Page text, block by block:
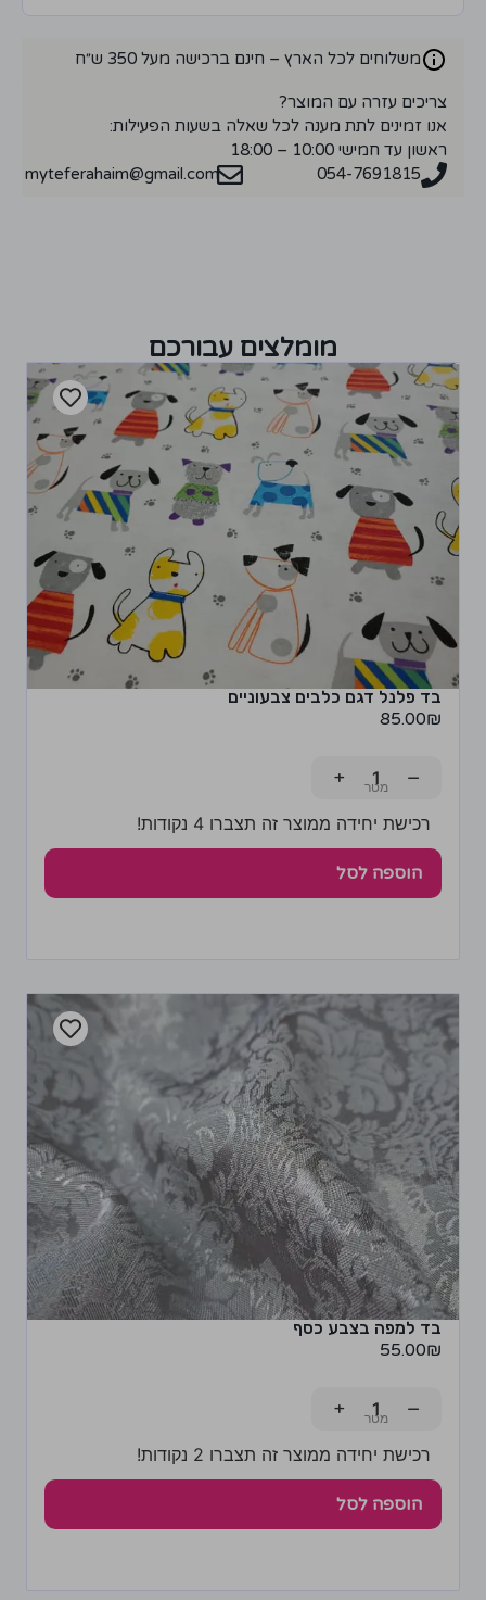
משלוחים לכל הארץ – חינם ברכישה מעל 350 ש״ח
צריכים עזרה עם המוצר?
אנו זמינים לתת מענה לכל שאלה בשעות הפעילות:
ראשון עד חמישי 10:00 – 18:00
054-7691815
myteferahaim@gmail.com
מומלצים עבורכם
בד פלנל דגם כלבים צבעוניים
85.00₪
−
+
רכישת יחידה ממוצר זה תצברו 4 נקודות!
הוספה לסל
בד למפה בצבע כסף
55.00₪
−
+
רכישת יחידה ממוצר זה תצברו 2 נקודות!
הוספה לסל